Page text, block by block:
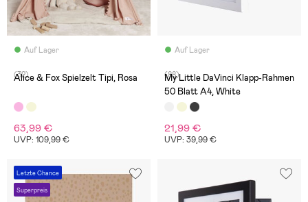
Auf Lager
(32)
Alice & Fox Spielzelt Tipi, Rosa
63,99 €
UVP: 109,99 €
Auf Lager
(88)
My Little DaVinci Klapp-Rahmen
50 Blatt A4, White
21,99 €
UVP: 39,99 €
Letzte Chance
Superpreis